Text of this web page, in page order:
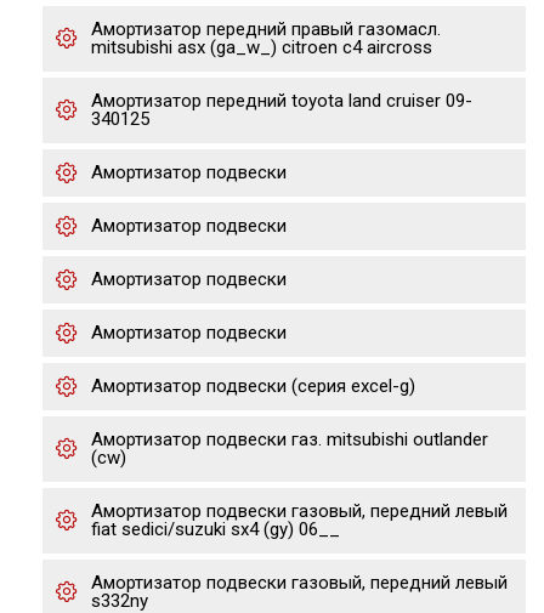
Амортизатор передний правый газомасл.
mitsubishi asx (ga_w_) citroen c4 aircross
Амортизатор передний toyota land cruiser 09-
340125
Амортизатор подвески
Амортизатор подвески
Амортизатор подвески
Амортизатор подвески
Амортизатор подвески (серия excel-g)
Амортизатор подвески газ. mitsubishi outlander
(cw)
Амортизатор подвески газовый, передний левый
fiat sedici/suzuki sx4 (gy) 06__
Амортизатор подвески газовый, передний левый
s332ny